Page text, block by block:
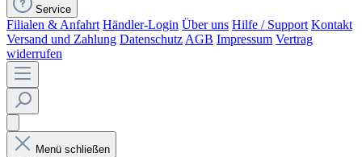
Service
Filialen & Anfahrt Händler-Login Über uns Hilfe / Support Kontakt
Versand und Zahlung Datenschutz AGB Impressum Vertrag
widerrufen
Menü schließen